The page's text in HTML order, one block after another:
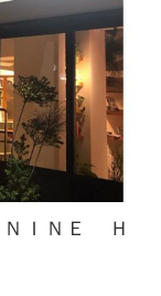
ＩＮＥ Ｈ